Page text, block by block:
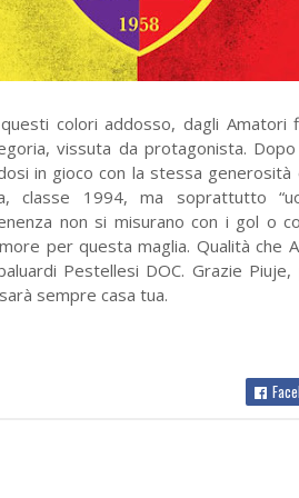
colori addosso, dagli Amatori
vissuta da protagonista.
in gioco con la stessa
classe 1994, ma soprattutto
non si misurano con i gol o
per questa maglia. Qualità che
Pestellesi DOC. Grazie
sempre casa tua.